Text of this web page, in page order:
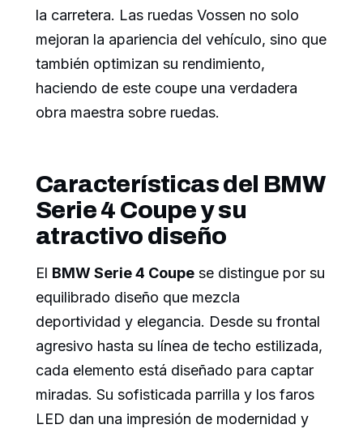
la carretera. Las ruedas Vossen no solo
mejoran la apariencia del vehículo, sino que
también optimizan su rendimiento,
haciendo de este coupe una verdadera
obra maestra sobre ruedas.
Características del BMW
Serie 4 Coupe y su
atractivo diseño
El BMW Serie 4 Coupe se distingue por su
equilibrado diseño que mezcla
deportividad y elegancia. Desde su frontal
agresivo hasta su línea de techo estilizada,
cada elemento está diseñado para captar
miradas. Su sofisticada parrilla y los faros
LED dan una impresión de modernidad y